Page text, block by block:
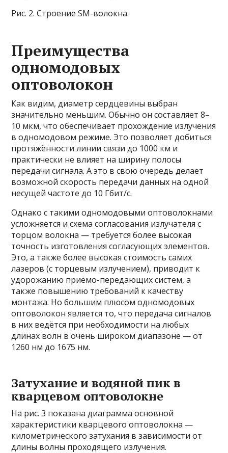
Рис. 2. Строение SM-волокна.
Преимущества
одномодовых
оптоволокон
Как видим, диаметр сердцевины выбран
значительно меньшим. Обычно он составляет 8–
10 мкм, что обеспечивает прохождение излучения
в одномодовом режиме. Это позволяет добиться
протяжённости линии связи до 1000 км и
практически не влияет на ширину полосы
передачи сигнала. А это в свою очередь делает
возможной скорость передачи данных на одной
несущей частоте до 10 Гбит/с.
Однако с такими одномодовыми оптоволокнами
усложняется и схема согласования излучателя с
торцом волокна — требуется более высокая
точность изготовления согласующих элементов.
Это, а также более высокая стоимость самих
лазеров (с торцевым излучением), приводит к
удорожанию приёмо-передающих систем, а
также повышению требований к качеству
монтажа. Но большим плюсом одномодовых
оптоволокон является то, что передача сигналов
в них ведётся при необходимости на любых
длинах волн в очень широком диапазоне — от
1260 нм до 1675 нм.
Затухание и водяной пик в
кварцевом оптоволокне
На рис. 3 показана диаграмма основной
характеристики кварцевого оптоволокна —
километрического затухания в зависимости от
длины волны проходящего излучения.